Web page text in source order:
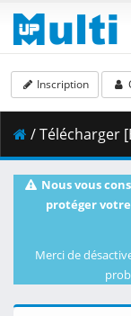
Inscription
/ Télécharger [Erai-raws] Knights of the Zodiac -
Nous vous
protéger
Merci de